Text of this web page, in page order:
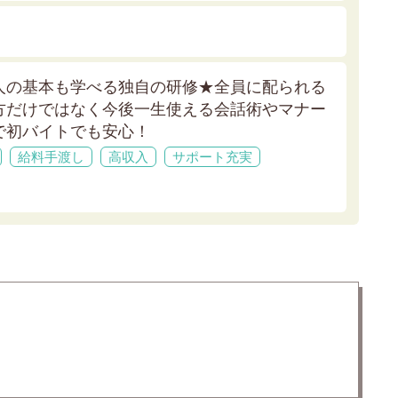
基本も学べる独自の研修★全員に配られる
けではなく今後一生使える会話術やマナー
バイトでも安心！
給料手渡し 高収入 サポート充実